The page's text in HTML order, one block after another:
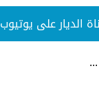
الديار على يوتيوب